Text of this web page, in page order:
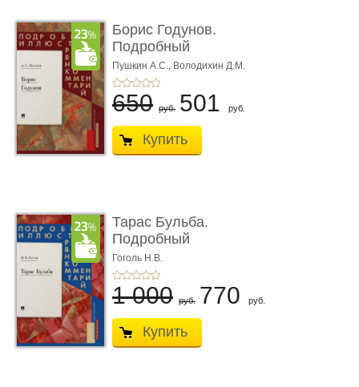
Борис Годунов.
Подробный
иллюстрированный
ком ...
Пушкин А.С., Володихин Д.М.
650 руб. 501 руб.
Купить
Тарас Бульба.
Подробный
иллюстрированный
комм ...
Гоголь Н.В.
1 000 руб. 770 руб.
Купить